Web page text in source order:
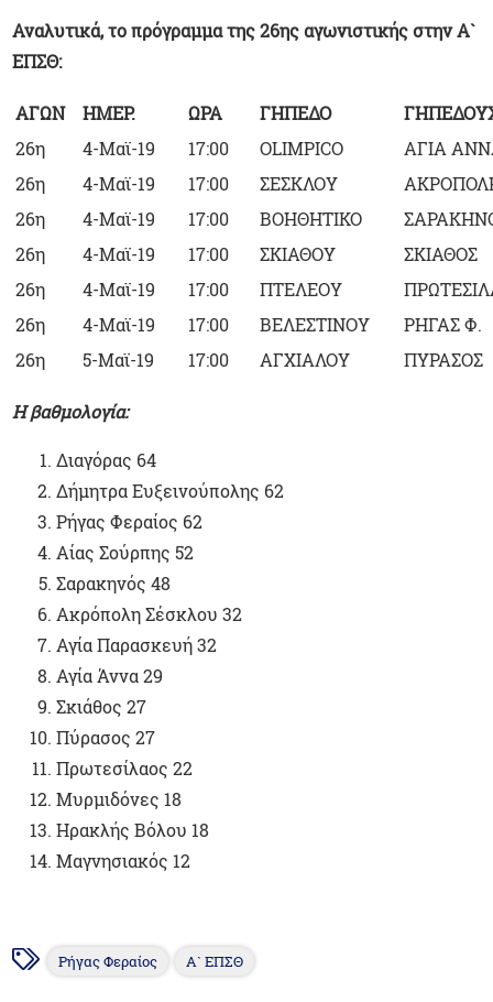
Αναλυτικά, το πρόγραμμα της 26ης αγωνιστικής στην Α`
ΕΠΣΘ:
ΑΓΩΝ ΗΜΕΡ. ΩΡΑ ΓΗΠΕΔΟ
26η
4-Μαϊ-19 17:00 OLIMPICO
ΑΓΙΑ
26η
4-Μαϊ-19 17:00 ΣΕΣΚΛΟΥ
26η
4-Μαϊ-19 17:00 ΒΟΗΘΗΤΙΚΟ
26η
4-Μαϊ-19 17:00 ΣΚΙΑΘΟΥ
ΣΚΙΑΘΟΣ
26η
4-Μαϊ-19 17:00 ΠΤΕΛΕΟΥ
26η
4-Μαϊ-19 17:00 ΒΕΛΕΣΤΙΝΟΥ
ΡΗΓΑΣ Φ.
26η
5-Μαϊ-19 17:00 ΑΓΧΙΑΛΟΥ ΠΥΡΑΣΟΣ
H βαθμολογία:
Διαγόρας 64
Δήμητρα Ευξεινούπολης 62
Ρήγας Φεραίος 62
Αίας Σούρπης 52
Σαρακηνός 48
Ακρόπολη Σέσκλου 32
Αγία Παρασκευή 32
Αγία Άννα 29
Σκιάθος 27
Πύρασος 27
Πρωτεσίλαος 22
Μυρμιδόνες 18
Ηρακλής Βόλου 18
Μαγνησιακός 12
Ρήγας Φεραίος Α` ΕΠΣΘ